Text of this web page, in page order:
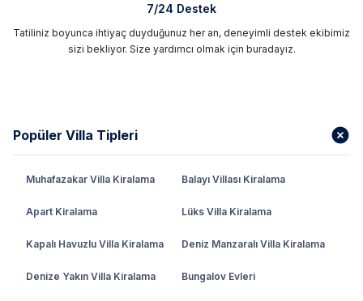
7/24 Destek
Tatiliniz boyunca ihtiyaç duyduğunuz her an, deneyimli destek ekibimiz
sizi bekliyor. Size yardımcı olmak için buradayız.
Popüler Villa Tipleri
Muhafazakar Villa Kiralama Balayı Villası Kiralama
Apart Kiralama Lüks Villa Kiralama
Kapalı Havuzlu Villa Kiralama Deniz Manzaralı Villa Kiralama
Denize Yakın Villa Kiralama Bungalov Evleri